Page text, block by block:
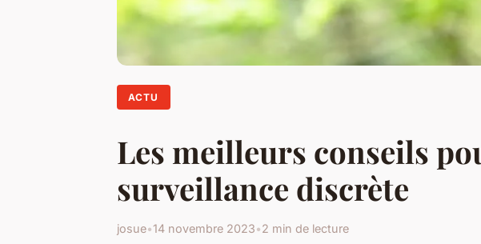
ACTU
Les meilleurs conseils
surveillance discrète
josue•14 novembre 2023•2 min de lecture